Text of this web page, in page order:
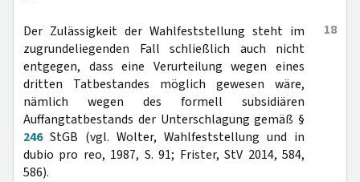
18
Der Zulässigkeit der Wahlfeststellung steht im
zugrundeliegenden Fall schließlich auch nicht
entgegen, dass eine Verurteilung wegen eines
dritten Tatbestandes möglich gewesen wäre,
nämlich wegen des formell subsidiären
Auffangtatbestands der Unterschlagung gemäß §
246StGB (vgl. Wolter, Wahlfeststellung und in
dubio pro reo, 1987, S. 91; Frister, StV 2014, 584,
586).